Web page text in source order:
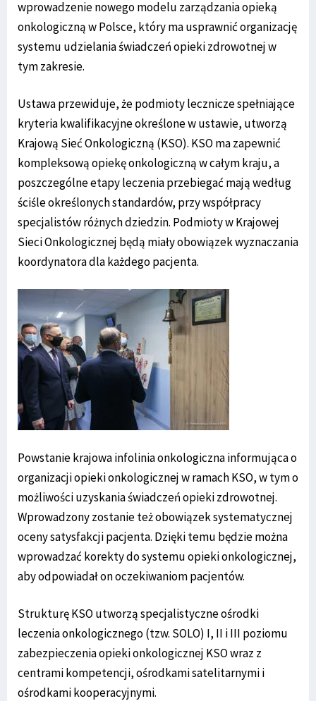
wprowadzenie nowego modelu zarządzania opieką
onkologiczną w Polsce, który ma usprawnić organizację
systemu udzielania świadczeń opieki zdrowotnej w
tym zakresie.
Ustawa przewiduje, że podmioty lecznicze spełniające
kryteria kwalifikacyjne określone w ustawie, utworzą
Krajową Sieć Onkologiczną (KSO). KSO ma zapewnić
kompleksową opiekę onkologiczną w całym kraju, a
poszczególne etapy leczenia przebiegać mają według
ściśle określonych standardów, przy współpracy
specjalistów różnych dziedzin. Podmioty w Krajowej
Sieci Onkologicznej będą miały obowiązek wyznaczania
koordynatora dla każdego pacjenta.
Powstanie krajowa infolinia onkologiczna informująca o
organizacji opieki onkologicznej w ramach KSO, w tym o
możliwości uzyskania świadczeń opieki zdrowotnej.
Wprowadzony zostanie też obowiązek systematycznej
oceny satysfakcji pacjenta. Dzięki temu będzie można
wprowadzać korekty do systemu opieki onkologicznej,
aby odpowiadał on oczekiwaniom pacjentów.
Strukturę KSO utworzą specjalistyczne ośrodki
leczenia onkologicznego (tzw. SOLO) I, II i III poziomu
zabezpieczenia opieki onkologicznej KSO wraz z
centrami kompetencji, ośrodkami satelitarnymi i
ośrodkami kooperacyjnymi.